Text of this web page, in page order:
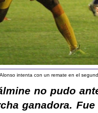
intenta con un remate en el
no pudo
ganadora.